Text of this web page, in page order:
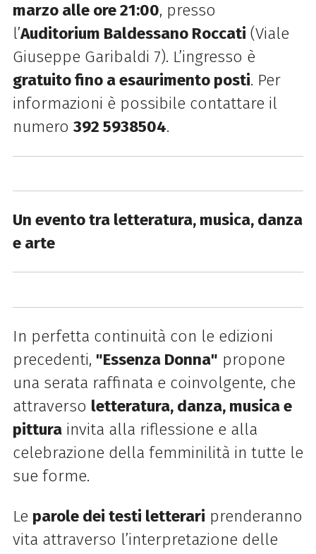
marzo alle ore 21:00, presso
l’Auditorium Baldessano Roccati (Viale
Giuseppe Garibaldi 7). L’ingresso è
gratuito fino a esaurimento posti. Per
informazioni è possibile contattare il
numero 392 5938504.
Un evento tra letteratura, musica, danza
e arte
In perfetta continuità con le edizioni
precedenti, "Essenza Donna" propone
una serata raffinata e coinvolgente, che
attraverso letteratura, danza, musica e
pitturainvita alla riflessione e alla
celebrazione della femminilità in tutte le
sue forme.
Le parole dei testi letterari prenderanno
vita attraverso l’interpretazione delle